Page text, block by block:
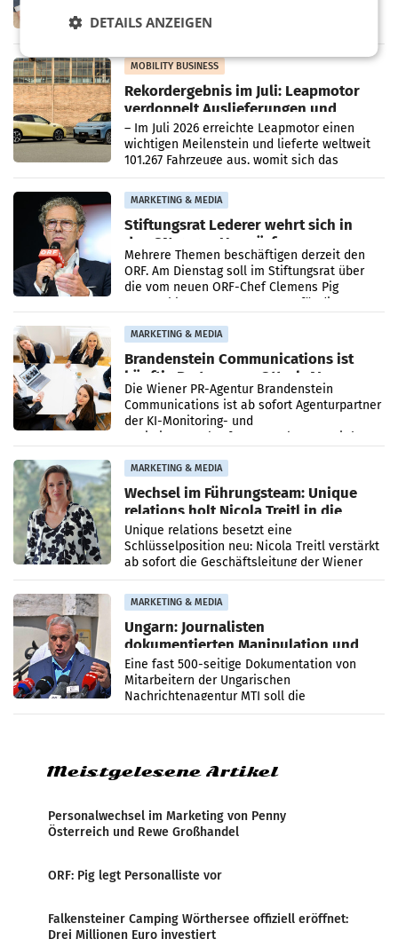
Vorarlberger Kaufmann Jürgen Albrecht ist
kartellrechtlich freigegeben: Die
Bundeskartellanwalt
MOBILITY BUSINESS
Rekordergebnis im Juli: Leapmotor
verdoppelt Auslieferungen und
überschreitet die 100.000er-Marke
– Im Juli 2026 erreichte Leapmotor einen
wichtigen Meilenstein und lieferte weltweit
101.267 Fahrzeuge aus, womit sich das
Ergebnis gegenüber Juli 2025 mehr als
verdoppelte (+102
MARKETING & MEDIA
Stiftungsrat Lederer wehrt sich in
den SN gegen Vorwürfe
Mehrere Themen beschäftigen derzeit den
ORF. Am Dienstag soll im Stiftungsrat über
die vom neuen ORF-Chef Clemens Pig
vorgeschlagenen Besetzungen für die
MARKETING & MEDIA
Brandenstein Communications ist
künftig Partner von OtterlyAI
Die Wiener PR-Agentur Brandenstein
Communications ist ab sofort Agenturpartner
der KI-Monitoring- und
Optimierungsplattform OtterlyAI. Damit baut
MARKETING & MEDIA
Wechsel im Führungsteam: Unique
relations holt Nicola Treitl in die
Geschäftsleitung
Unique relations besetzt eine
Schlüsselposition neu: Nicola Treitl verstärkt
ab sofort die Geschäftsleitung der Wiener
PR-Agentur an der Seite von Josef Kalina und
Anna Kalina-Mahr.
MARKETING & MEDIA
Ungarn: Journalisten
dokumentierten Manipulation und
Zensur
Eine fast 500-seitige Dokumentation von
Mitarbeitern der Ungarischen
Nachrichtenagentur MTI soll die
systematische Nachrichten-Manipulation und
Meistgelesene Artikel
Personalwechsel im Marketing von Penny
Österreich und Rewe Großhandel
ORF: Pig legt Personalliste vor
Falkensteiner Camping Wörthersee offiziell eröffnet:
Drei Millionen Euro investiert
DETAILS ANZEIGEN